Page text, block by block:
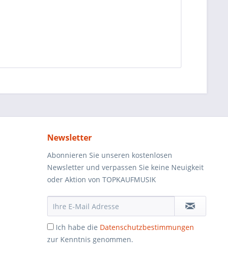
Newsletter
Abonnieren Sie unseren kostenlosen
Newsletter und verpassen Sie keine Neuigkeit
oder Aktion von TOPKAUFMUSIK
Ich habe die Datenschutzbestimmungen
zur Kenntnis genommen.